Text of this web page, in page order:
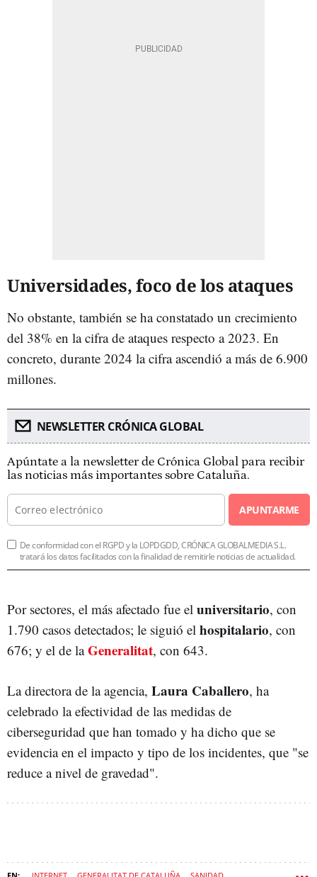
Universidades, foco de los ataques
No obstante, también se ha constatado un crecimiento
del 38% en la cifra de ataques respecto a 2023. En
concreto, durante 2024 la cifra ascendió a más de 6.900
millones.
NEWSLETTER CRÓNICA GLOBAL
Apúntate a la newsletter de Crónica Global para recibir
las noticias más importantes sobre Cataluña.
APUNTARME
De conformidad con el RGPD y la LOPDGDD, CRÓNICA GLOBALMEDIA S.L.
tratará los datos facilitados con la finalidad de remitirle noticias de actualidad.
Por sectores, el más afectado fue el universitario, con
1.790 casos detectados; le siguió el hospitalario, con
676; y el de laGeneralitat, con 643.
La directora de la agencia, Laura Caballero, ha
celebrado la efectividad de las medidas de
ciberseguridad que han tomado y ha dicho que se
evidencia en el impacto y tipo de los incidentes, que "se
reduce a nivel de gravedad".